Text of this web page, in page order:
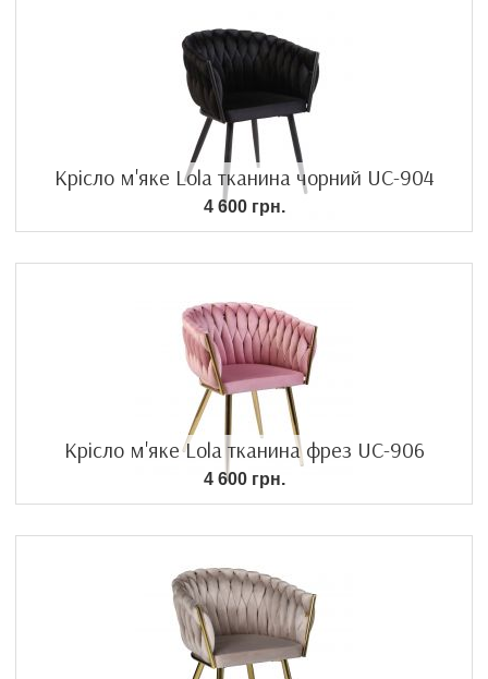
Крісло м'яке Lola тканина чорний UC-904
4 600 грн.
Крісло м'яке Lola тканина фрез UC-906
4 600 грн.